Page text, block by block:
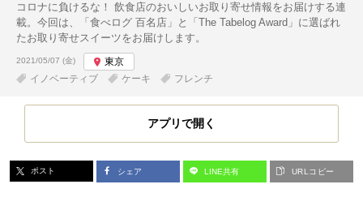
コロナに負けるな！ 飲食店のおいしいお取り寄せ情報をお届けする連
載。今回は、「食べログ 百名店」と「The Tabelog Award」に選ばれ
たお取り寄せスイーツをお届けします。
投稿日:
2021/05/07 (金)
東京
イノベーティブ
ケーキ フレンチ
アプリで開く
ポスト シェア LINE共有 URLコピー